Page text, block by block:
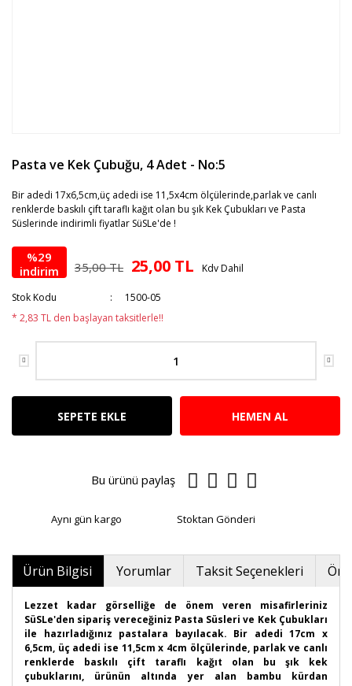
Pasta ve Kek Çubuğu, 4 Adet - No:5
Bir adedi 17x6,5cm,üç adedi ise 11,5x4cm ölçülerinde,parlak ve canlı
renklerde baskılı çift taraflı kağıt olan bu şık Kek Çubukları ve Pasta
Süslerinde indirimli fiyatlar SüSLe'de !
%29
indirim
35,00 TL 25,00 TL Kdv Dahil
Stok Kodu
1500-05
* 2,83 TL den başlayan taksitlerle!!
SEPETE EKLE HEMEN AL
Bu ürünü paylaş
Aynı gün kargo Stoktan Gönderi
Ürün Bilgisi Yorumlar Taksit Seçenekleri
Lezzet kadar görselliğe de önem veren misafirleriniz
SüSLe'den sipariş vereceğiniz Pasta Süsleri ve Kek Çubukları
ile hazırladığınız pastalara bayılacak. Bir adedi 17cm x
6,5cm, üç adedi ise 11,5cm x 4cm ölçülerinde, parlak ve canlı
renklerde baskılı çift taraflı kağıt olan bu şık kek
çubuklarını, ürünün altında yer alan bambu kürdan